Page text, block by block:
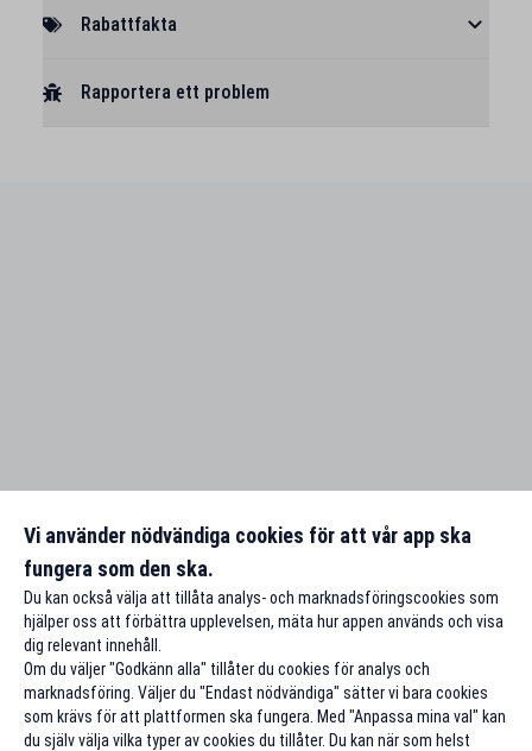
Rabattfakta
Rapportera ett problem
Vi använder nödvändiga cookies för att vår app ska
fungera som den ska.
Du kan också välja att tillåta analys- och marknadsföringscookies som
hjälper oss att förbättra upplevelsen, mäta hur appen används och visa
dig relevant innehåll.
Om du väljer "Godkänn alla" tillåter du cookies för analys och
marknadsföring. Väljer du "Endast nödvändiga" sätter vi bara cookies
som krävs för att plattformen ska fungera. Med "Anpassa mina val" kan
du själv välja vilka typer av cookies du tillåter. Du kan när som helst